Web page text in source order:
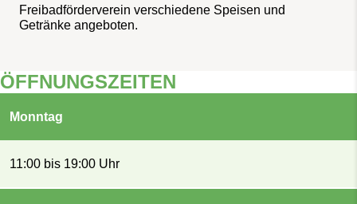
Freibadförderverein verschiedene Speisen und
Getränke angeboten.
ÖFFNUNGSZEITEN
Monntag
11:00 bis 19:00 Uhr